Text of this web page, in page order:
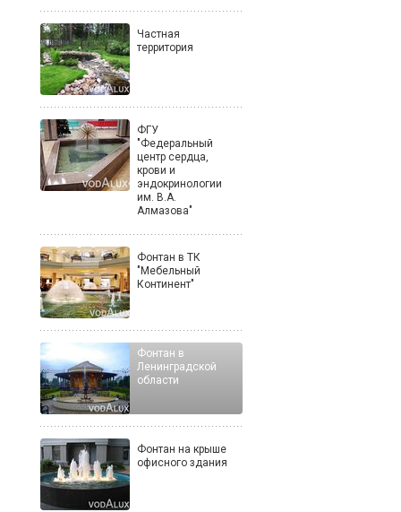
Частная
территория
ФГУ
"Федеральный
центр сердца,
крови и
эндокринологии
им. В.А.
Алмазова"
Фонтан в ТК
"Мебельный
Континент"
Фонтан в
Ленинградской
области
Фонтан на крыше
офисного здания